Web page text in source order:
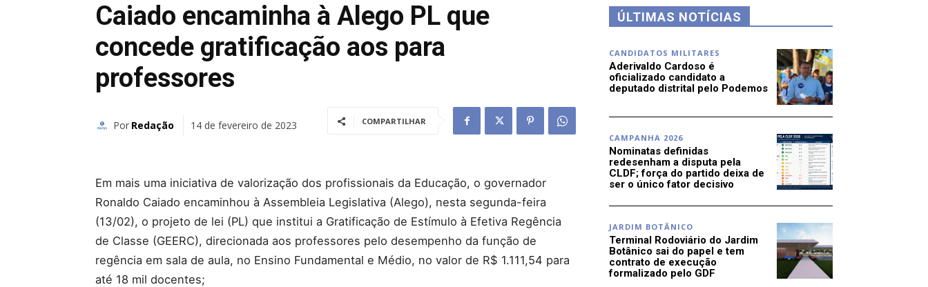
Caiado encaminha à Alego PL que
concede gratificação aos para
professores
Por Redação 14 de fevereiro de 2023 COMPARTILHAR
Em mais uma iniciativa de valorização dos profissionais da Educação, o governador
Ronaldo Caiado encaminhou à Assembleia Legislativa (Alego), nesta segunda-feira
(13/02), o projeto de lei (PL) que institui a Gratificação de Estímulo à Efetiva Regência
de Classe (GEERC), direcionada aos professores pelo desempenho da função de
regência em sala de aula, no Ensino Fundamental e Médio, no valor de R$ 1.111,54 para
até 18 mil docentes;
ÚLTIMAS NOTÍCIAS
CANDIDATOS MILITARES
Aderivaldo Cardoso é
oficializado candidato a
deputado distrital pelo Podemos
CAMPANHA 2026
Nominatas definidas
redesenham a disputa pela
CLDF; força do partido deixa de
ser o único fator decisivo
JARDIM BOTÂNICO
Terminal Rodoviário do Jardim
Botânico sai do papel e tem
contrato de execução
formalizado pelo GDF